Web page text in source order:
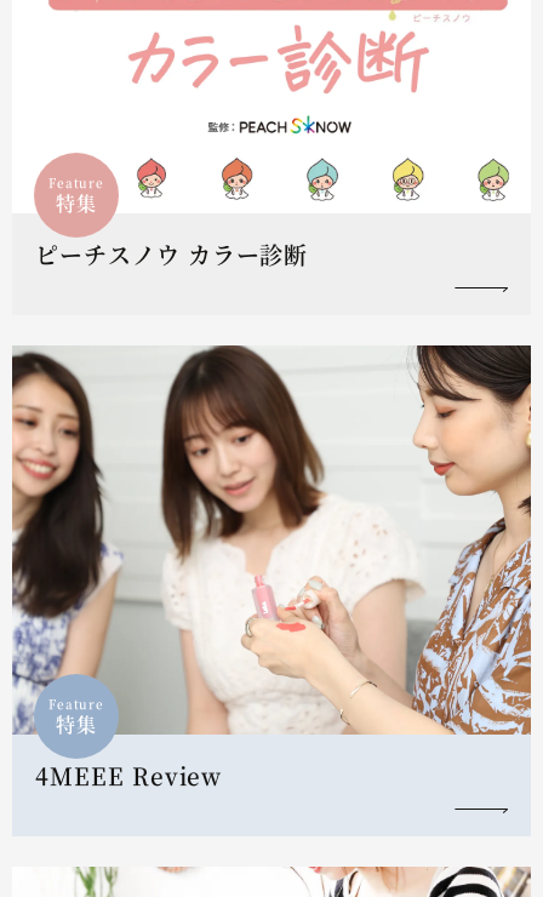
Feature
特集
ピーチスノウ カラー診断
Feature
特集
4MEEE Review